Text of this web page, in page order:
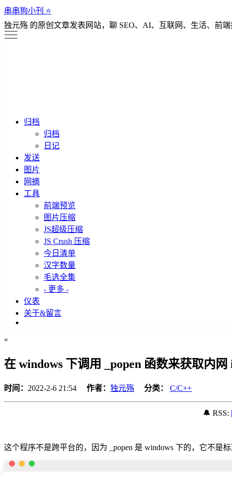
串串狗小刊 ⭐️
独元殇 的原创文章发表网站，聊 SEO、AI、互联网、生活、前端
归档
归档
日记
发送
图片
网摘
工具
前端预览
图片压缩
JS超级压缩
JS Crush 压缩
今日清单
汉字数量
毛选全集
- 更多 -
仪表
关于&留言
«
在 windows 下调用 _popen 函数来获取内网
时间： 2022-2-6 21:54 作者： 独元殇 分类： C/C++
🔔 RSS:
这个程序不是跨平台的，因为 _popen 是 windows 下的，它不是